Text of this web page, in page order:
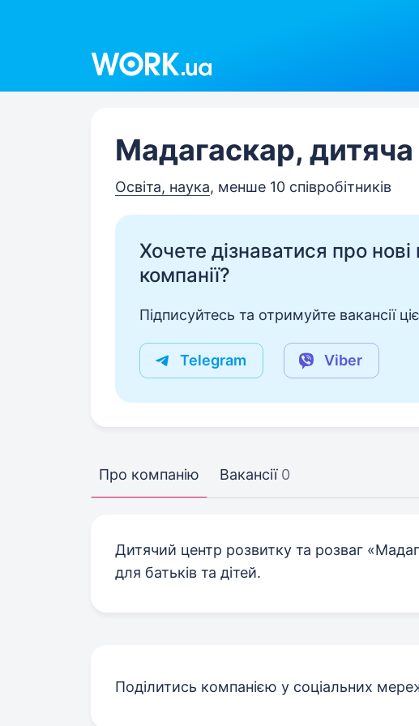
Мадагаскар, дитяча
Освіта, наука, менше 10 співробітників
Хочете дізнаватися про нові
компанії?
Підписуйтесь та отримуйте вакансії
Telegram Viber
Про компанію Вакансії 0
Дитячий центр розвитку та розваг
для батьків та дітей.
Поділитись компанією у соціальних